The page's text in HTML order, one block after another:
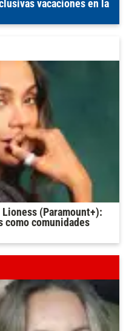
vacaciones en la
(Paramount+):
como comunidades